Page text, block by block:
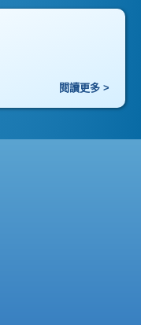
閱讀更多 >